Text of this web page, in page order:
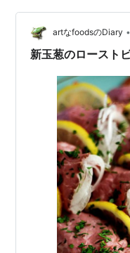
上がったら、バター
て、溶かしながら、
ます！（ニッコリ）
artなfoodsのDiary •
新玉葱のロースト